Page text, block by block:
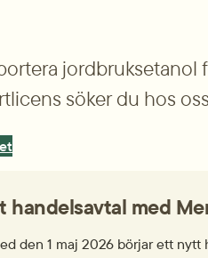
söker du hos
handelsavtal med
den 1 maj 2026 börjar ett